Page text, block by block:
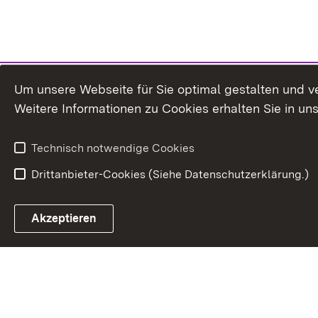
Um unsere Webseite für Sie optimal gestalten und
Weitere Informationen zu Cookies erhalten Sie in
Technisch notwendige Cookies
Drittanbieter-Cookies (Siehe Datenschutzerklärung.)
Akzeptieren